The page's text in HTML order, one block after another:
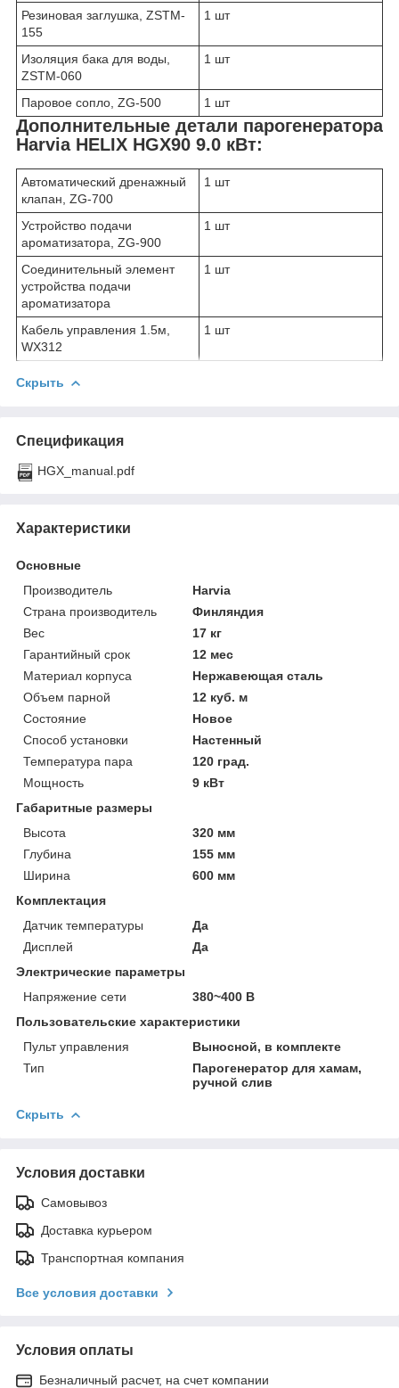
Резиновая заглушка, ZSTM-
155
1 шт
Изоляция бака для воды,
ZSTM-060
1 шт
Паровое сопло, ZG-500 1 шт
Дополнительные детали парогенератора
Harvia HELIX HGX90 9.0 кВт:
Автоматический дренажный
клапан, ZG-700
1 шт
Устройство подачи
ароматизатора, ZG-900
1 шт
Соединительный элемент
устройства подачи
ароматизатора
1 шт
Кабель управления 1.5м,
WX312
1 шт
Скрыть
Спецификация
HGX_manual.pdf
Характеристики
Основные
Производитель
Harvia
Страна производитель
Финляндия
Вес
17 кг
Гарантийный срок
12 мес
Материал корпуса
Нержавеющая сталь
Объем парной
12 куб. м
Состояние
Новое
Способ установки
Настенный
Температура пара
120 град.
Мощность
9 кВт
Габаритные размеры
Высота
320 мм
Глубина
155 мм
Ширина
600 мм
Комплектация
Датчик температуры
Да
Дисплей
Да
Электрические параметры
Напряжение сети
380~400 В
Пользовательские характеристики
Пульт управления
Выносной, в комплекте
Тип
Парогенератор для хамам,
ручной слив
Скрыть
Условия доставки
Самовывоз
Доставка курьером
Транспортная компания
Все условия доставки
Условия оплаты
Безналичный расчет, на счет компании